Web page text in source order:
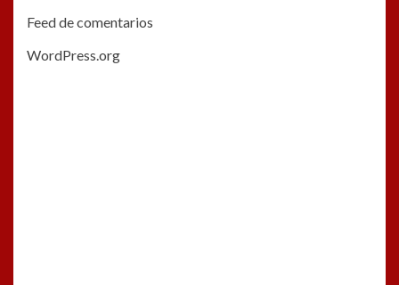
Feed de comentarios
WordPress.org